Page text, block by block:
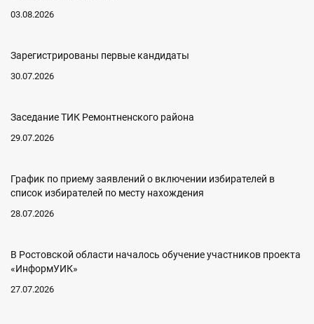
03.08.2026
Зарегистрированы первые кандидаты
30.07.2026
Заседание ТИК Ремонтненского района
29.07.2026
График по приему заявлений о включении избирателей в
список избирателей по месту нахождения
28.07.2026
В Ростовской области началось обучение участников проекта
«ИнформУИК»
27.07.2026